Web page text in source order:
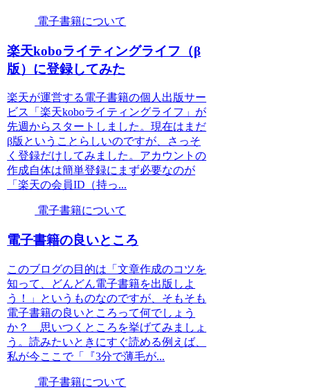
電子書籍について
楽天koboライティングライフ（β
版）に登録してみた
楽天が運営する電子書籍の個人出版サー
ビス「楽天koboライティングライフ」が
先週からスタートしました。現在はまだ
β版ということらしいのですが、さっそ
く登録だけしてみました。アカウントの
作成自体は簡単登録にまず必要なのが
「楽天の会員ID（持っ...
電子書籍について
電子書籍の良いところ
このブログの目的は「文章作成のコツを
知って、どんどん電子書籍を出版しよ
う！」というものなのですが、そもそも
電子書籍の良いところって何でしょう
か？ 思いつくところを挙げてみましょ
う。読みたいときにすぐ読める例えば、
私が今ここで「『3分で薄毛が...
電子書籍について